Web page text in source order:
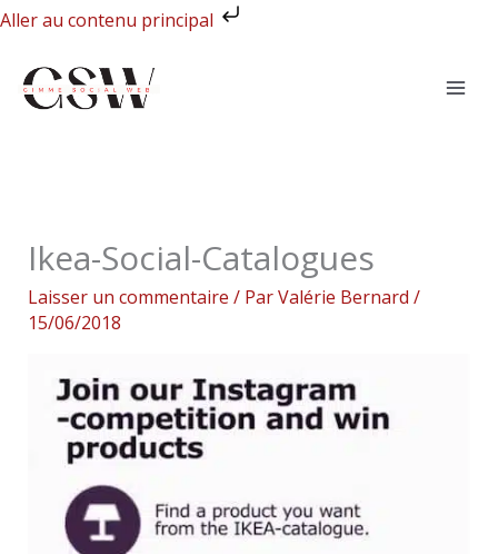
Aller au contenu principal
Aller
contenu
Ikea-Social-Catalogues
Laisser un commentaire / ParValérie Bernard /
15/06/2018